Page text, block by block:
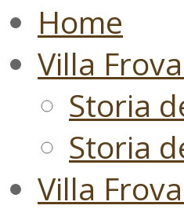
Home
Villa
Storia
Storia
Villa